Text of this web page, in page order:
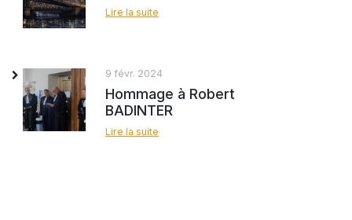
Lire la suite
9 févr. 2024
Hommage à Robert
BADINTER
Lire la suite